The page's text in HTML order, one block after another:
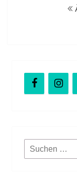
Suchen
nach: